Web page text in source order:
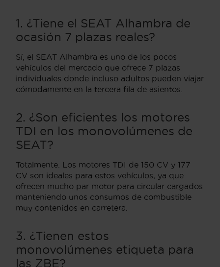
1. ¿Tiene el SEAT Alhambra de
ocasión 7 plazas reales?
Sí, el SEAT Alhambra es uno de los pocos
vehículos del mercado que ofrece 7 plazas
individuales donde incluso adultos pueden viajar
cómodamente en la tercera fila de asientos.
2. ¿Son eficientes los motores
TDI en los monovolúmenes de
SEAT?
Totalmente. Los motores TDI de 150 CV y 177
CV son ideales para estos vehículos, ya que
ofrecen mucho par motor para circular cargados
manteniendo unos consumos de combustible
muy contenidos en carretera.
3. ¿Tienen estos
monovolúmenes etiqueta para
las ZBE?